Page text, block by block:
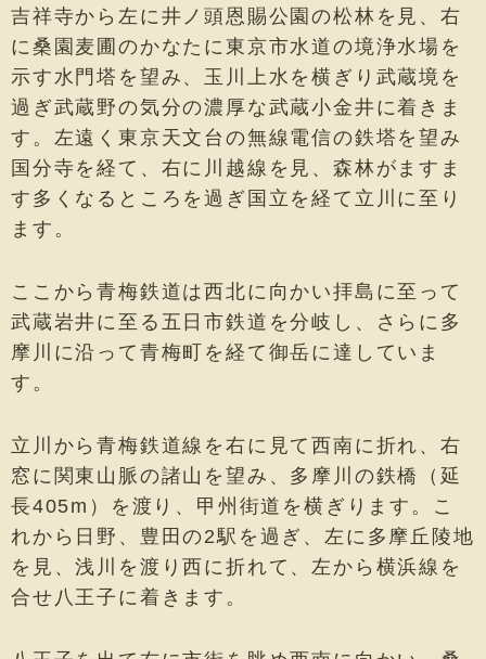
吉祥寺から左に井ノ頭恩賜公園の松林を見、右
に桑園麦圃のかなたに東京市水道の境浄水場を
示す水門塔を望み、玉川上水を横ぎり武蔵境を
過ぎ武蔵野の気分の濃厚な武蔵小金井に着きま
す。左遠く東京天文台の無線電信の鉄塔を望み
国分寺を経て、右に川越線を見、森林がますま
す多くなるところを過ぎ国立を経て立川に至り
ます。
ここから青梅鉄道は西北に向かい拝島に至って
武蔵岩井に至る五日市鉄道を分岐し、さらに多
摩川に沿って青梅町を経て御岳に達していま
す。
立川から青梅鉄道線を右に見て西南に折れ、右
窓に関東山脈の諸山を望み、多摩川の鉄橋（延
長405m）を渡り、甲州街道を横ぎります。こ
れから日野、豊田の2駅を過ぎ、左に多摩丘陵地
を見、浅川を渡り西に折れて、左から横浜線を
合せ八王子に着きます。